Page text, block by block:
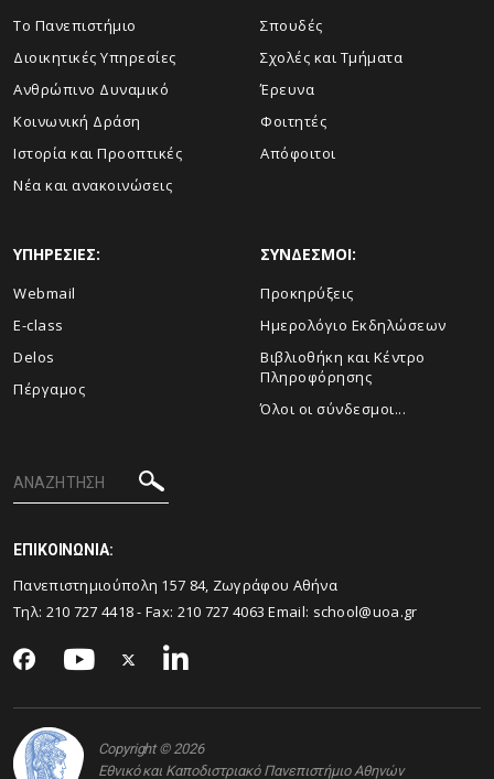
Το Πανεπιστήμιο
Διοικητικές Υπηρεσίες
Ανθρώπινο Δυναμικό
Κοινωνική Δράση
Ιστορία και Προοπτικές
Νέα και ανακοινώσεις
Σπουδές
Σχολές και Τμήματα
Έρευνα
Φοιτητές
Απόφοιτοι
ΥΠΗΡΕΣΙΕΣ:
Webmail
E-class
Delos
Πέργαμος
ΣΥΝΔΕΣΜΟΙ:
Προκηρύξεις
Ημερολόγιο Εκδηλώσεων
Βιβλιοθήκη και Κέντρο
Πληροφόρησης
Όλοι οι σύνδεσμοι...
ΕΠΙΚΟΙΝΩΝΙΑ:
Πανεπιστημιούπολη 157 84, Ζωγράφου Αθήνα
Τηλ: 210 727 4418- Fax: 210 727 4063 Email: school@uoa.gr
Copyright © 2026
Εθνικό και Καποδιστριακό Πανεπιστήμιο Αθηνών